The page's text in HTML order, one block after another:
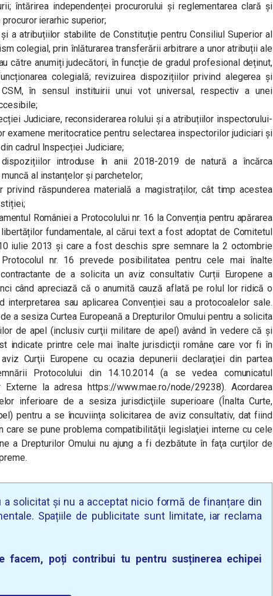
întărirea independenței procurorului și reglementarea clară și
ierarhic superior;
a atribuțiilor stabilite de Constituție pentru Consiliul Superior al
colegial, prin înlăturarea transferării arbitrare a unor atribuții ale
către anumiți judecători, în funcție de gradul profesional deținut,
colegială; revizuirea dispozițiilor privind alegerea și
CSM, în sensul instituirii unui vot universal, respectiv a unei
Judiciare, reconsiderarea rolului și a atribuțiilor inspectorului-
examene meritocratice pentru selectarea inspectorilor judiciari și
cadrul Inspecției Judiciare;
introduse în anii 2018-2019 de natură a încărca
al instanțelor și parchetelor;
privind răspunderea materială a magistraților, cât timp acestea
României a Protocolului nr. 16 la Convenția pentru apărarea
fundamentale, al cărui text a fost adoptat de Comitetul
iulie 2013 și care a fost deschis spre semnare la 2 octombrie
nr. 16 prevede posibilitatea pentru cele mai înalte
de a solicita un aviz consultativ Curții Europene a
când apreciază că o anumită cauză aflată pe rolul lor ridică o
interpretarea sau aplicarea Convenției sau a protocoalelor sale.
a sesiza Curtea Europeană a Drepturilor Omului pentru a solicita
de apel (inclusiv curţii militare de apel) având în vedere că şi
indicate printre cele mai înalte jurisdicţii române care vor fi în
Curţii Europene cu ocazia depunerii declaraţiei din partea
Protocolului din 14.10.2014 (a se vedea comunicatul
Externe la adresa https://www.mae.ro/node/29238). Acordarea
inferioare de a sesiza jurisdicţiile superioare (Înalta Curte,
pentru a se încuviinţa solicitarea de aviz consultativ, dat fiind
care se pune problema compatibilităţii legislaţiei interne cu cele
a Drepturilor Omului nu ajung a fi dezbătute în faţa curţilor de
a solicitat și nu a acceptat nicio formă de finanțare din
Spațiile de publicitate sunt limitate, iar reclama
facem, poți contribui tu pentru susținerea echipei